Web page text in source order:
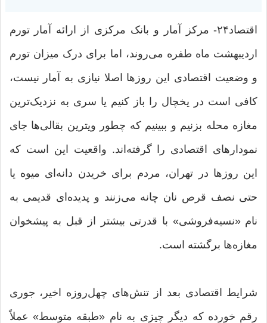
اقتصاد۲۴- مرکز آمار و بانک مرکزی از ارائه آمار تورم
اردیبهشت ماه طفره می‌روند، اما برای درک میزان تورم
و وضعیت اقتصادی این روز‌ها اصلا نیازی به آمار نیست،
کافی است در یخچال را باز کنیم یا سری به نزدیک‌ترین
مغازه محله بزنیم و ببینیم که چطور ویترین بقالی‌ها جای
نمودار‌های اقتصادی را گرفته‌اند. واقعیت این است که
این روز‌ها در تهران، مردم برای خریدن دانه‌ای میوه یا
حتی نصف قرص نان چانه می‌زنند و پدیده‌ای قدیمی به
نام «نسیه‌فروشی» با قدرتی بیشتر از قبل به پیشخوان
مغازه‌ها برگشته است.
شرایط اقتصادی بعد از تنش‌های چهل‌روزه اخیر، جوری
رقم خورده که دیگر چیزی به نام «طبقه متوسط» عملاً